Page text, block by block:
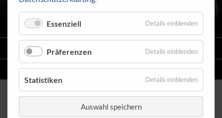
VARIO
STAHLFLEX -LEITUNGSKITS FÜR MOTORRÄDER
EINZELLEITUNGENNACH MASS
Essenziell Details einblenden
Präferenzen Details einblenden
Statistiken Details einblenden
Auswahl speichern
Fahrrad
Hohlschrauben
Verteiler
Katalog